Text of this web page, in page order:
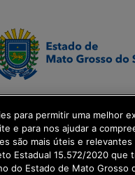
Digital
para permitir uma melhor
e para nos ajudar a
são mais úteis e relevantes
Estadual 15.572/2020 que
do Estado de Mato Grosso